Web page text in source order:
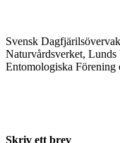
Svensk
Naturvårdsverket,
Entomologiska
Skriv ett brev